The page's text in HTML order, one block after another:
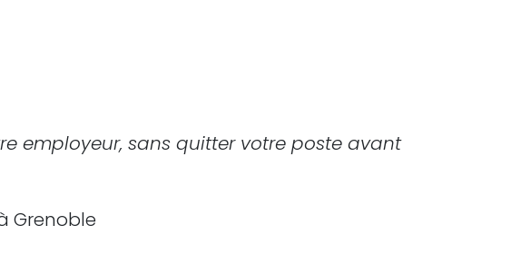
employeur, sans quitter votre poste avant
Grenoble